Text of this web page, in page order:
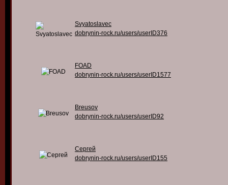
Svyatoslavec
dobrynin-rock.ru/users/userID376
FOAD
dobrynin-rock.ru/users/userID1577
Breusov
dobrynin-rock.ru/users/userID92
Сергей
dobrynin-rock.ru/users/userID155